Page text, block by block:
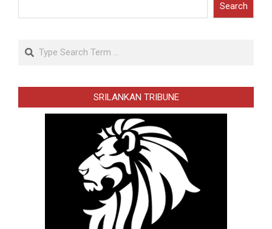
Search
Search
SRILANKAN TRIBUNE